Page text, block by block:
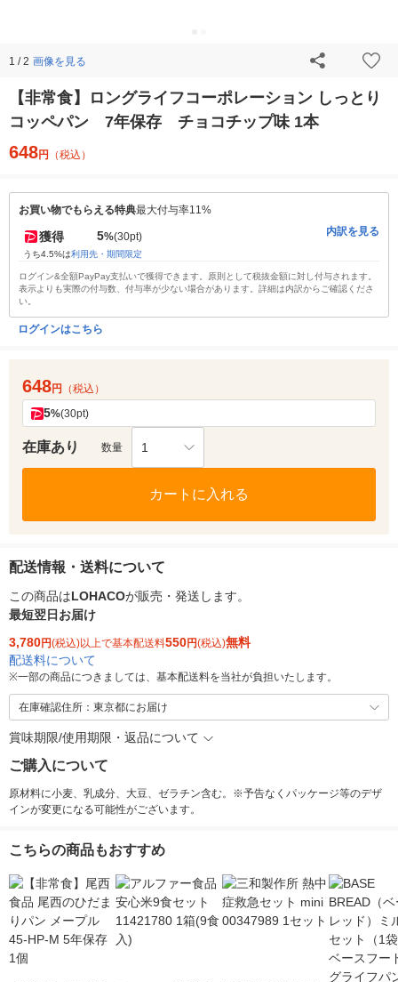
1 / 2 画像を見る
【非常食】ロングライフコーポレーション しっとり
コッペパン 7年保存 チョコチップ味 1本
648円 （税込）
お買い物でもらえる特典最大付与率11%
獲得 5%(30pt)
うち4.5%は利用先・期間限定
内訳を見る
ログイン&全額PayPay支払いで獲得できます。原則として税抜金額に対し付与されます。
表示よりも実際の付与数、付与率が少ない場合があります。詳細は内訳からご確認くださ
い。
ログインはこちら
648円 （税込）
5%(30pt)
在庫あり 数量 1
カートに入れる
配送情報・送料について
この商品はLOHACOが販売・発送します。
最短翌日お届け
3,780円(税込)以上で基本配送料550円(税込)無料
配送料について
※一部の商品につきましては、基本配送料を当社が負担いたします。
在庫確認住所：東京都にお届け
賞味期限/使用期限・返品について
ご購入について
原材料に小麦、乳成分、大豆、ゼラチン含む。※予告なくパッケージ等のデザ
インが変更になる可能性がございます。
こちらの商品もおすすめ